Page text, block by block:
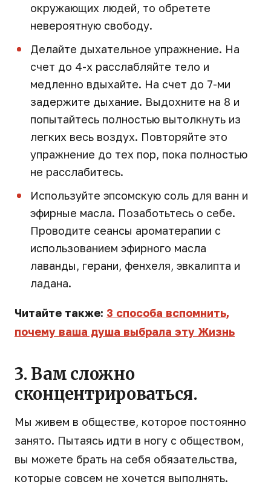
окружающих людей, то обретете
невероятную свободу.
Делайте дыхательное упражнение. На
счет до 4-х расслабляйте тело и
медленно вдыхайте. На счет до 7-ми
задержите дыхание. Выдохните на 8 и
попытайтесь полностью вытолкнуть из
легких весь воздух. Повторяйте это
упражнение до тех пор, пока полностью
не расслабитесь.
Используйте эпсомскую соль для ванн и
эфирные масла. Позаботьтесь о себе.
Проводите сеансы ароматерапии с
использованием эфирного масла
лаванды, герани, фенхеля, эвкалипта и
ладана.
Читайте также: 3 способа вспомнить,
почему ваша душа выбрала эту Жизнь
3. Вам сложно
сконцентрироваться.
Мы живем в обществе, которое постоянно
занято. Пытаясь идти в ногу с обществом,
вы можете брать на себя обязательства,
которые совсем не хочется выполнять.